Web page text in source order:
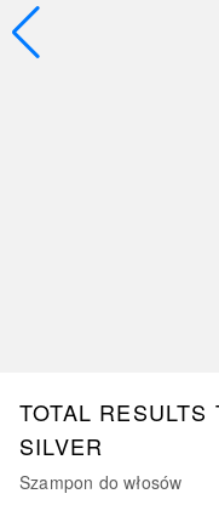
TOTAL RESULTS
SILVER
Szampon do włosów